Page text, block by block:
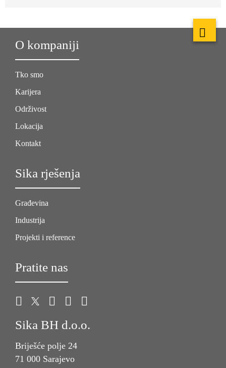
O kompaniji
Tko smo
Karijera
Održivost
Lokacija
Kontakt
Sika rješenja
Građevina
Industrija
Projekti i reference
Pratite nas
Sika BH d.o.o.
Briješće polje 24
71 000 Sarajevo